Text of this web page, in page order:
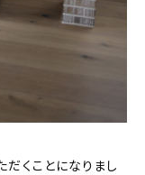
だくことになりまし